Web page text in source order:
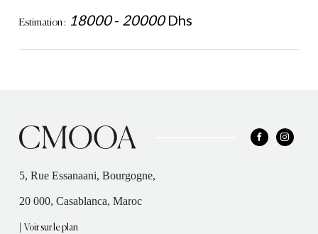
Estimation : 18000- 20000 Dhs
5, Rue Essanaani, Bourgogne,
20 000, Casablanca, Maroc
|Voir sur le plan